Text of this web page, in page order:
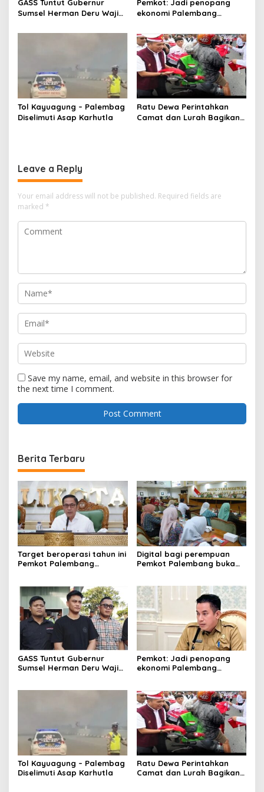
GASS Tuntut Gubernur
Sumsel Herman Deru Wajib
Pemkot: Jadi penopang
ekonomi Palembang
Tol Kayuagung – Palembag
Diselimuti Asap Karhutla
Ratu Dewa Perintahkan
Camat dan Lurah Bagikan
Leave a Reply
Your email address will not be published. Required fields are
marked *
Save my name, email, and website in this browser for
the next time I comment.
Berita Terbaru
Target beroperasi tahun ini
Pemkot Palembang
Digital bagi perempuan
Pemkot Palembang buka
GASS Tuntut Gubernur
Sumsel Herman Deru Wajib
Pemkot: Jadi penopang
ekonomi Palembang
Tol Kayuagung – Palembag
Diselimuti Asap Karhutla
Ratu Dewa Perintahkan
Camat dan Lurah Bagikan